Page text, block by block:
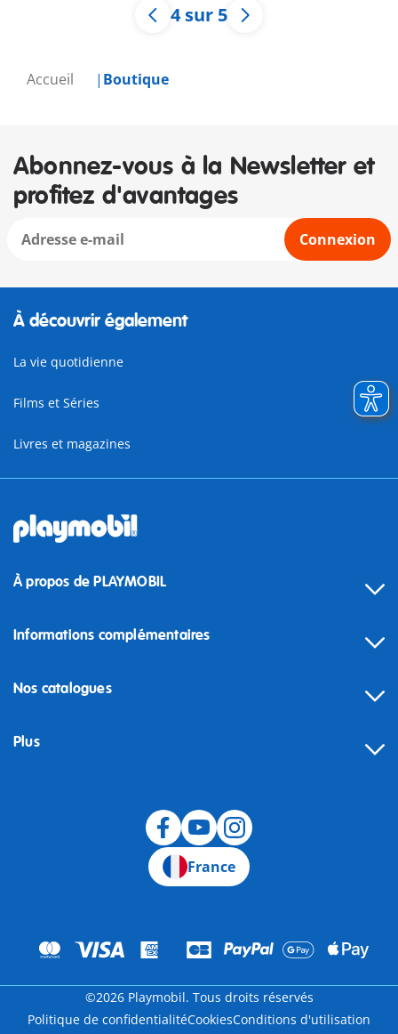
Accueil Boutique
4 sur 5
Abonnez-vous à la Newsletter et
profitez d'avantages
Connexion
À découvrir également
La vie quotidienne
Films et Séries
Livres et magazines
À propos de PLAYMOBIL
Informations complémentaires
Nos catalogues
Plus
France
©2026 Playmobil. Tous droits réservés
Politique de confidentialitéCookiesConditions d'utilisation